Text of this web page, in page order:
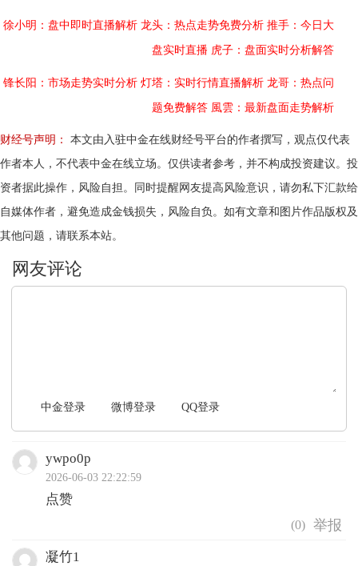
徐小明：盘中即时直播解析 龙头：热点走势免费分析 推手：今日大
盘实时直播 虎子：盘面实时分析解答
锋长阳：市场走势实时分析 灯塔：实时行情直播解析 龙哥：热点问
题免费解答 風雲：最新盘面走势解析
财经号声明：
本文由入驻中金在线财经号平台的作者撰写，观点仅代表
作者本人，不代表中金在线立场。仅供读者参考，并不构成投资建议。投
资者据此操作，风险自担。同时提醒网友提高风险意识，请勿私下汇款给
自媒体作者，避免造成金钱损失，风险自负。如有文章和图片作品版权及
其他问题，请联系本站。
中金登录 微博登录 QQ登录
ywpo0p
2026-06-03 22:22:59
点赞
(0)
凝竹1